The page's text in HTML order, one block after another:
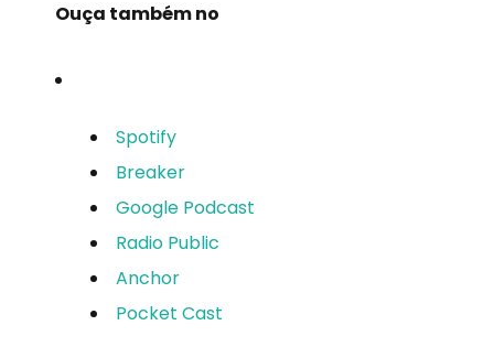
Ouça também no
Spotify
Breaker
Google Podcast
Radio Public
Anchor
Pocket Cast